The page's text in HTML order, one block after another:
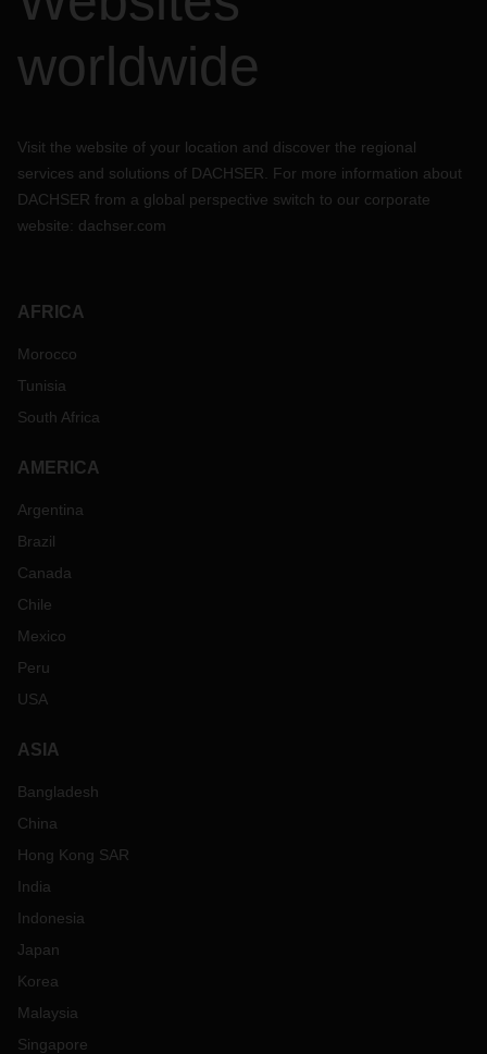
worldwide
Visit the website of your location and discover the regional
services and solutions of DACHSER. For more information about
DACHSER from a global perspective switch to our corporate
website: dachser.com
AFRICA
Morocco
Tunisia
South Africa
AMERICA
Argentina
Brazil
Canada
Chile
Mexico
Peru
USA
ASIA
Bangladesh
China
Hong Kong SAR
India
Indonesia
Japan
Korea
Malaysia
Singapore